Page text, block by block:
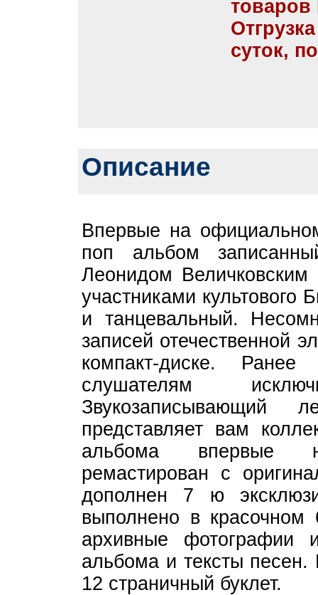
товаров
суток,
Описание
Впервые на
поп альбом
Леонидом
участниками культового
и танцевальный.
записей отечественной
компакт-диске.
слушателям
Звукозаписывающий
представляет вам
альбома впервые
ремастирован с
дополнен 7 ю
выполнено в красочном
архивные фотографии
альбома и тексты песен.
12 страничный буклет.